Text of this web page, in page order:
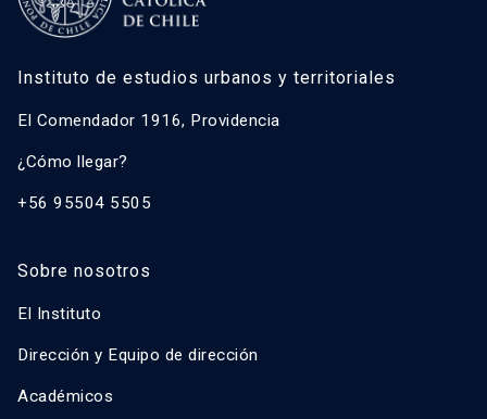
Instituto de estudios urbanos y territoriales
El Comendador 1916, Providencia
¿Cómo llegar?
+56 95504 5505
Sobre nosotros
El Instituto
Dirección y Equipo de dirección
Académicos